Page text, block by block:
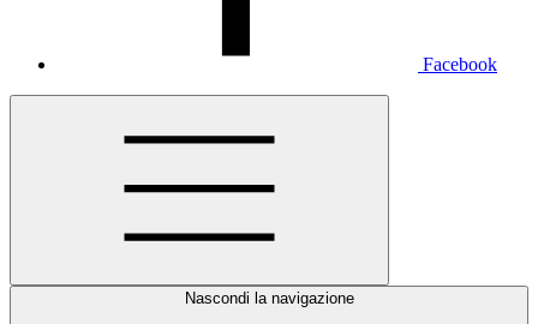
Facebook
Nascondi la navigazione